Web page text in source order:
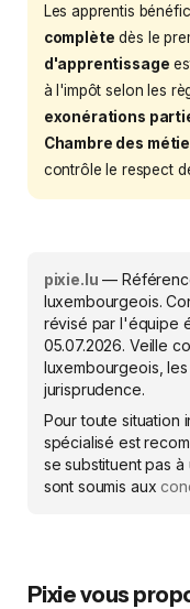
Les apprentis
complète dès le
d'apprentissage
à l'impôt selon les
exonérations
Chambre des
contrôle le respect
pixie.lu —
luxembourgeois.
révisé par l'équipe
05.07.2026. Veille
luxembourgeois,
jurisprudence.
Pour toute situation
spécialisé est
se substituent pas
sont soumis aux
Pixie vous